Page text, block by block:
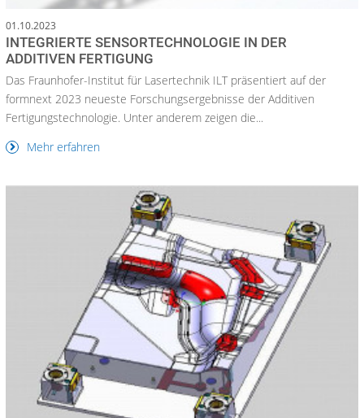
01.10.2023
INTEGRIERTE SENSORTECHNOLOGIE IN DER
ADDITIVEN FERTIGUNG
Das Fraunhofer-Institut für Lasertechnik ILT präsentiert auf der
formnext 2023 neueste Forschungsergebnisse der Additiven
Fertigungstechnologie. Unter anderem zeigen die...
Mehr erfahren